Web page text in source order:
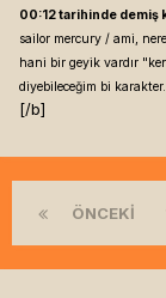
00:12 tarihinde demiş
sailor mercury / ami,
hani bir geyik vardır
diyebileceğim bi karakter..
[/b]
ÖNCEKI